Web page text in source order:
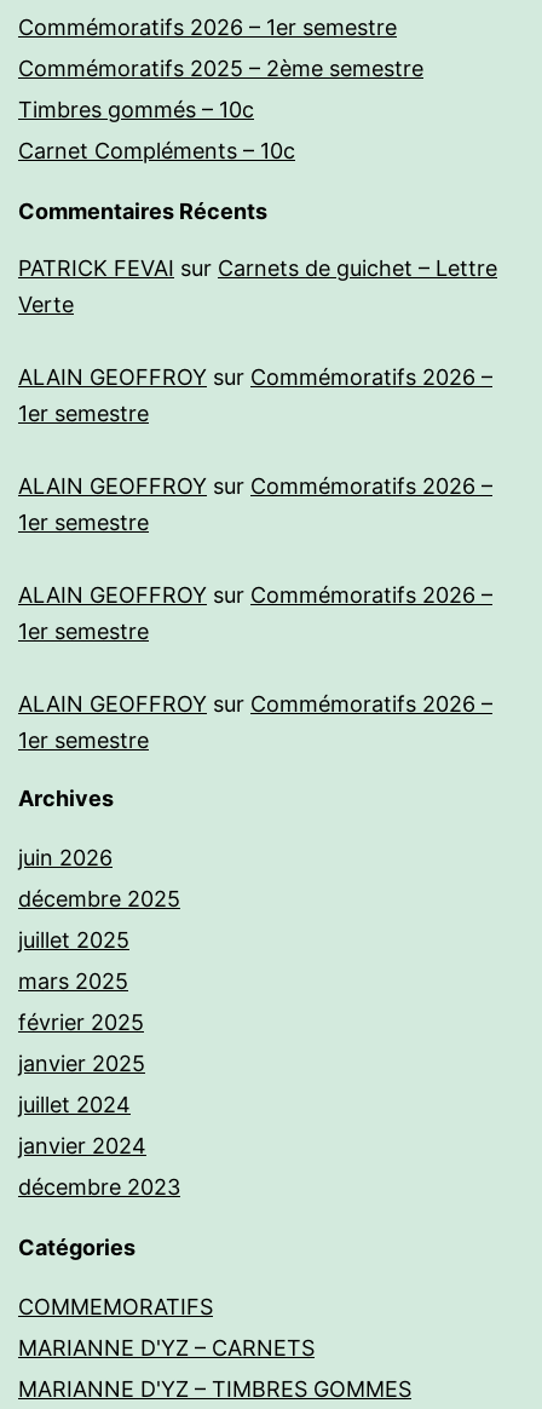
Commémoratifs 2026 – 1er semestre
Commémoratifs 2025 – 2ème semestre
Timbres gommés – 10c
Carnet Compléments – 10c
Commentaires Récents
PATRICK FEVAI sur Carnets de guichet – Lettre
Verte
ALAIN GEOFFROY sur Commémoratifs 2026 –
1er semestre
ALAIN GEOFFROY sur Commémoratifs 2026 –
1er semestre
ALAIN GEOFFROY sur Commémoratifs 2026 –
1er semestre
ALAIN GEOFFROY sur Commémoratifs 2026 –
1er semestre
Archives
juin 2026
décembre 2025
juillet 2025
mars 2025
février 2025
janvier 2025
juillet 2024
janvier 2024
décembre 2023
Catégories
COMMEMORATIFS
MARIANNE D'YZ – CARNETS
MARIANNE D'YZ – TIMBRES GOMMES